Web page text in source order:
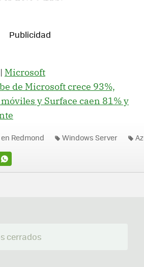
Microsoft
de Microsoft crece 93%,
y Surface caen 81% y
Redmond Windows Server
cerrados